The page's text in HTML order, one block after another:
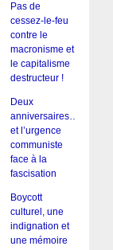
Pas de
cessez-le-feu
contre le
macronisme et
le capitalisme
destructeur !
Deux
anniversaires…
et l’urgence
communiste
face à la
fascisation
Boycott
culturel, une
indignation et
une mémoire